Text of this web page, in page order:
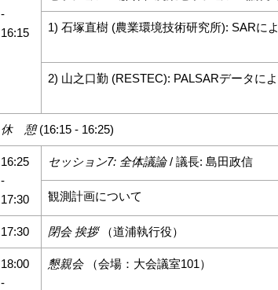
-
16:15
1) 石塚直樹 (農業環境技術研究所): SARに
2) 山之口勤 (RESTEC): PALSARデータに
休 憩(16:15 - 16:25)
16:25
-
17:30
セッション7: 全体議論/ 議長: 島田政信
観測計画について
17:30 閉会 挨拶（道浦執行役）
18:00
-
懇親会（会場：大会議室101）